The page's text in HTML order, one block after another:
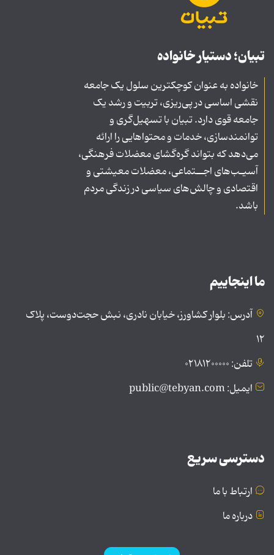
تبیان؛ دستیار خانواده
خانواده به عنوان کوچکترین سلول یک جامعه
نقشی اساسی در پی‌ریزی، تربیت و رشد یک
جامعه قوی دارد. تبیان با تسهیل‌گری و
توانمندسازی، خدمات و محتواهایی را ارائه
می‌دهد که بتواند گره‌گشای معضلات فرهنگی،
آسیـب‌های اجــتماعی، معضلات معیشتی و
اقتصادی و چالش‌های سیاسی در زندگی مردم
باشد.
ما اینجاییم
آدرس: بلوار کشاورز، خیابان نادری، نبش حجت‌دوست، پلاک
۱۲
تلفن: ۰۲۱۸۱۲۰۰۰۰۰
ایمیل: public@tebyan.com
دسترسی سریع
ارتباط با ما
درباره ما